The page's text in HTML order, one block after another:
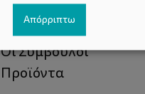
Τι είναι το ΔΕΛΤΑ moms
Οι Σύμβουλοι
Προϊόντα
Απόρριπτω